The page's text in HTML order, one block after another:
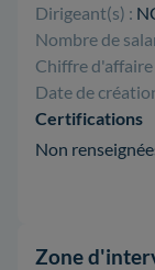
Dirigeant(s) :
Nombre de
Chiffre d'affaire
Date de
Certifications
Non
Zone